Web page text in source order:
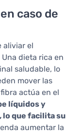
caso de
aliviar el
dieta rica en
saludable, lo
mover las
actúa en el
líquidos y
lo que facilita su
aumentar la